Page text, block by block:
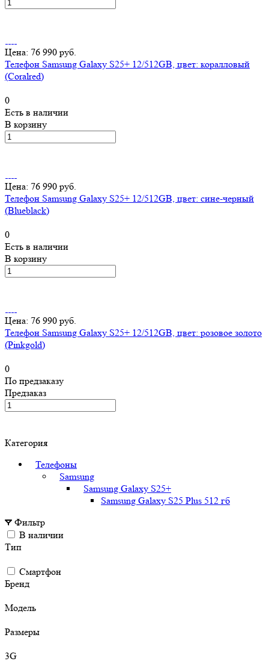
Цена: 76 990 руб.
Телефон Samsung Galaxy S25+ 12/512GB, цвет: коралловый
(Coralred)
0
Есть в наличии
В корзину
Цена: 76 990 руб.
Телефон Samsung Galaxy S25+ 12/512GB, цвет: сине-черный
(Blueblack)
0
Есть в наличии
В корзину
Цена: 76 990 руб.
Телефон Samsung Galaxy S25+ 12/512GB, цвет: розовое золото
(Pinkgold)
0
По предзаказу
Предзаказ
Категория
Телефоны
Samsung
Samsung Galaxy S25+
Samsung Galaxy S25 Plus 512 гб
Фильтр
В наличии
Тип
Смартфон
Бренд
Модель
Размеры
3G